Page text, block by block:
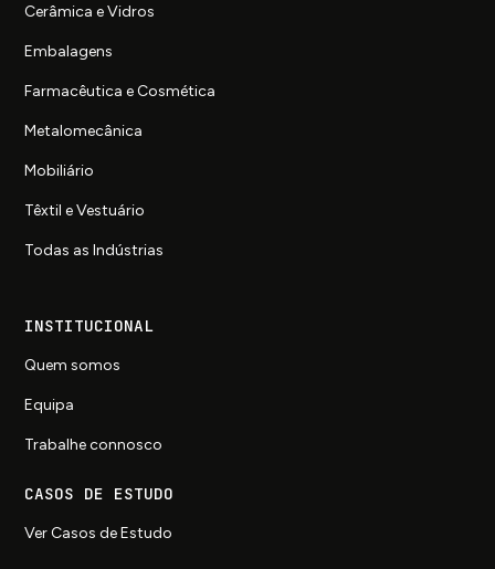
Cerâmica e Vidros
Embalagens
Farmacêutica e Cosmética
Metalomecânica
Mobiliário
Têxtil e Vestuário
Todas as Indústrias
INSTITUCIONAL
Quem somos
Equipa
Trabalhe connosco
CASOS DE ESTUDO
Ver Casos de Estudo